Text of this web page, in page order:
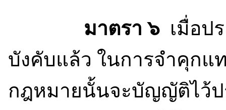
มาตรา ๖ เมื่อป
บังคับแล้ว ในการจำคุกแ
กฎหมายนั้นจะบัญญัติไว้ป